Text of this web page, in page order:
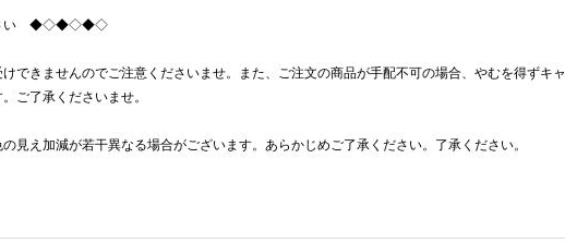
さい ◆◇◆◇◆◇
できませんのでご注意くださいませ。また、ご注文の商品が手配不可の場合、やむを得ずキャ
ご了承くださいませ。
見え加減が若干異なる場合がございます。あらかじめご了承ください。了承ください。